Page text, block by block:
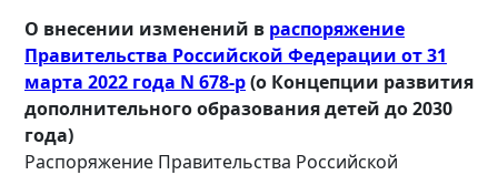
О внесении изменений в распоряжение
Правительства Российской Федерации от 31
марта 2022 года N 678-р(о Концепции развития
дополнительного образования детей до 2030
года)
Распоряжение Правительства Российской